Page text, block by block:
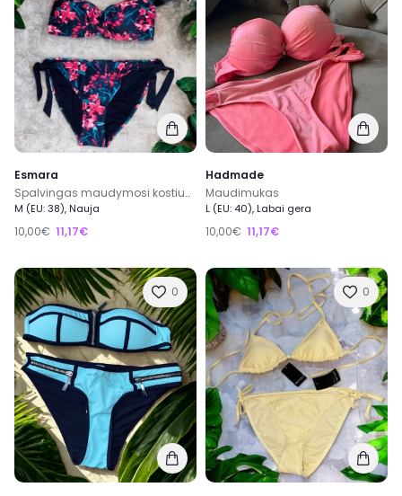
Esmara
Spalvingas maudymosi kostiumėlis
M (EU: 38), Nauja
10,00€ 11,17€
Hadmade
Maudimukas
L (EU: 40), Labai gera
10,00€ 11,17€
0 0